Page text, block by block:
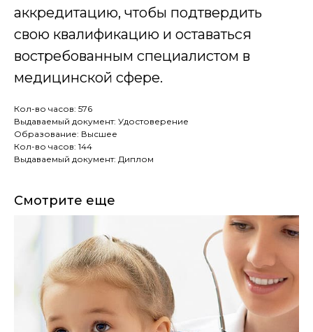
аккредитацию, чтобы подтвердить
свою квалификацию и оставаться
востребованным специалистом в
медицинской сфере.
Кол-во часов: 576
Выдаваемый документ: Удостоверение
Образование: Высшее
Кол-во часов: 144
Выдаваемый документ: Диплом
Смотрите еще
3
Обучение и аттестация
Получаете доступ к образовательному порталу
и обучаетесь онлайн в удобное время. На
связи ваш куратор.
4
Доставка
медиа